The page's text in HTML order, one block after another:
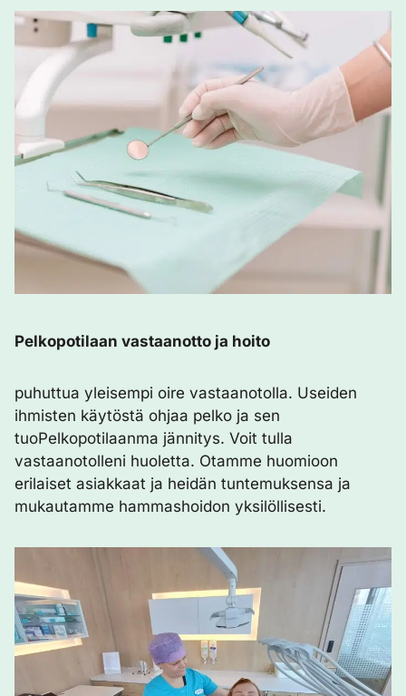
Pelkopotilaan vastaanotto ja hoito
puhuttua yleisempi oire vastaanotolla. Useiden
ihmisten käytöstä ohjaa pelko ja sen
tuoPelkopotilaanma jännitys. Voit tulla
vastaanotolleni huoletta. Otamme huomioon
erilaiset asiakkaat ja heidän tuntemuksensa ja
mukautamme hammashoidon yksilöllisesti.